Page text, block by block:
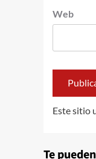
Web
Este sitio
Te